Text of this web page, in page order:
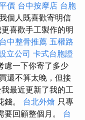
價 台中按摩店 台胞
個人既喜歡寄明信
喜歡手工製作的明
台中整骨推薦 五權路
立公司 卡式台胞證
慮一下你寄了多少
還不算太晚，但接
我最近更新了我的工
錢。 台北外燴 只專
回顧整個月。 台